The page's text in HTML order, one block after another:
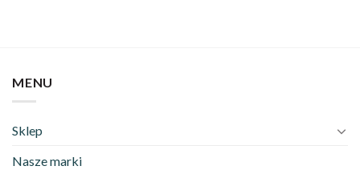
MENU
Sklep
Nasze marki